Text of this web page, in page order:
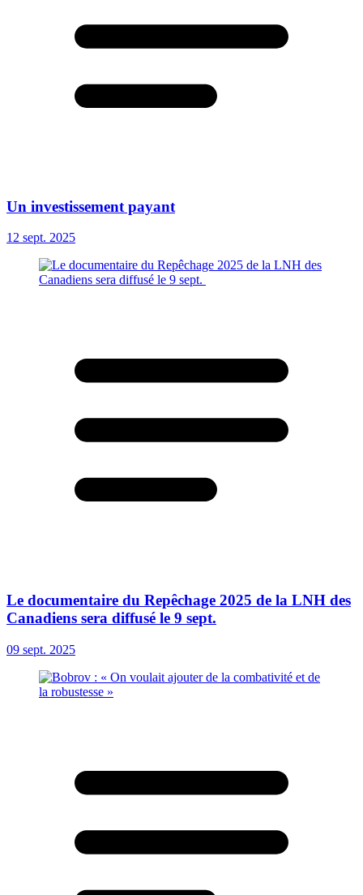
Un investissement payant
12 sept. 2025
Le documentaire du Repêchage 2025 de la LNH des
Canadiens sera diffusé le 9 sept.
09 sept. 2025